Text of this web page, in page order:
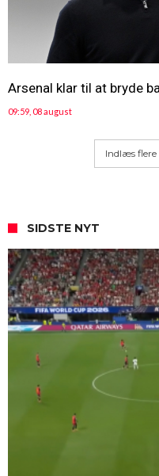
Arsenal klar til at bryde
09:59, 08 august
Indlæs flere
SIDSTE NYT